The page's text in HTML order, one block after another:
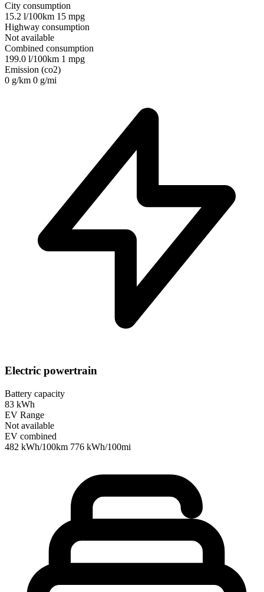
City consumption
15.2 l/100km 15 mpg
Highway consumption
Not available
Combined consumption
199.0 l/100km 1 mpg
Emission (co2)
0 g/km 0 g/mi
Electric powertrain
Battery capacity
83 kWh
EV Range
Not available
EV combined
482 kWh/100km 776 kWh/100mi